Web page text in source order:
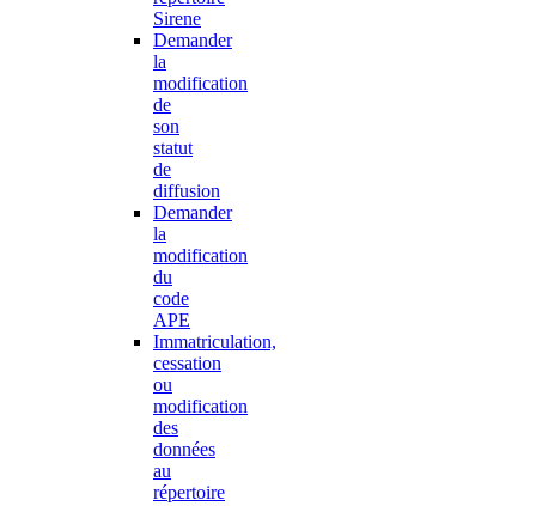
Sirene
Demander
la
modification
de
son
statut
de
diffusion
Demander
la
modification
du
code
APE
Immatriculation,
cessation
ou
modification
des
données
au
répertoire